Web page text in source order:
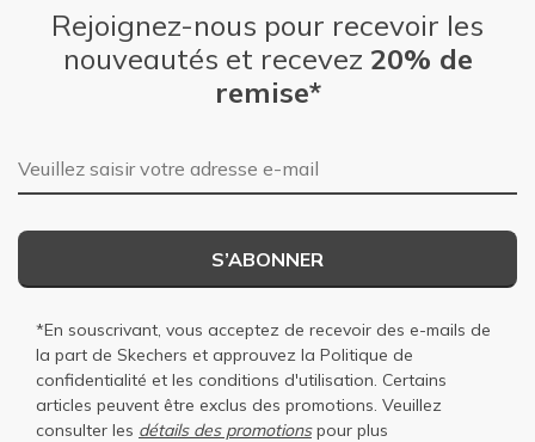
Rejoignez-nous pour recevoir les
nouveautés et recevez 20% de
remise*
Adresse e-mail
S’ABONNER
*En souscrivant, vous acceptez de recevoir des e-mails de
la part de Skechers et approuvez la Politique de
confidentialité et les conditions d'utilisation. Certains
articles peuvent être exclus des promotions. Veuillez
consulter les détails des promotionspour plus